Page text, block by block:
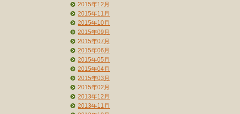
2015年12月
2015年11月
2015年10月
2015年09月
2015年07月
2015年06月
2015年05月
2015年04月
2015年03月
2015年02月
2013年12月
2013年11月